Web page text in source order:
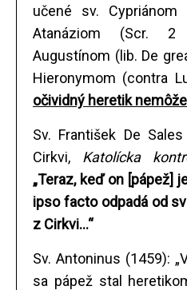
učené sv.
Atanáziom (Scr.
Augustínom (lib. De
Hieronymom (contra
očividný heretik
Sv. František De
Cirkvi, Katolícka
„Teraz, keď on [pápež]
ipso facto odpadá od
z Cirkvi...“
Sv. Antoninus (1459):
sa pápež stal